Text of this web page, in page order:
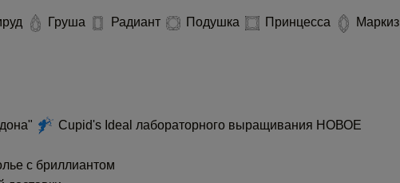
Груша Радиант Подушка Принцесса Маркиз
Cupid's Ideal лабораторного выращивания НОВОЕ
с бриллиантом